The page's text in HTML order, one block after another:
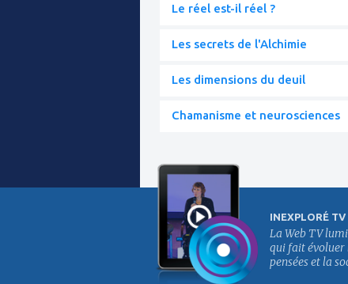
Le réel est-il réel ?
Les secrets de l'Alchimie
Les dimensions du deuil
Chamanisme et neurosciences
INEXPLORÉ TV
La Web TV
qui fait évoluer
pensées et la